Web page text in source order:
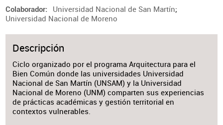
Colaborador Universidad Nacional de San Martín;
Universidad Nacional de Moreno
Descripción
Ciclo organizado por el programa Arquitectura para el
Bien Común donde las universidades Universidad
Nacional de San Martín (UNSAM) y la Universidad
Nacional de Moreno (UNM) comparten sus experiencias
de prácticas académicas y gestión territorial en
contextos vulnerables.